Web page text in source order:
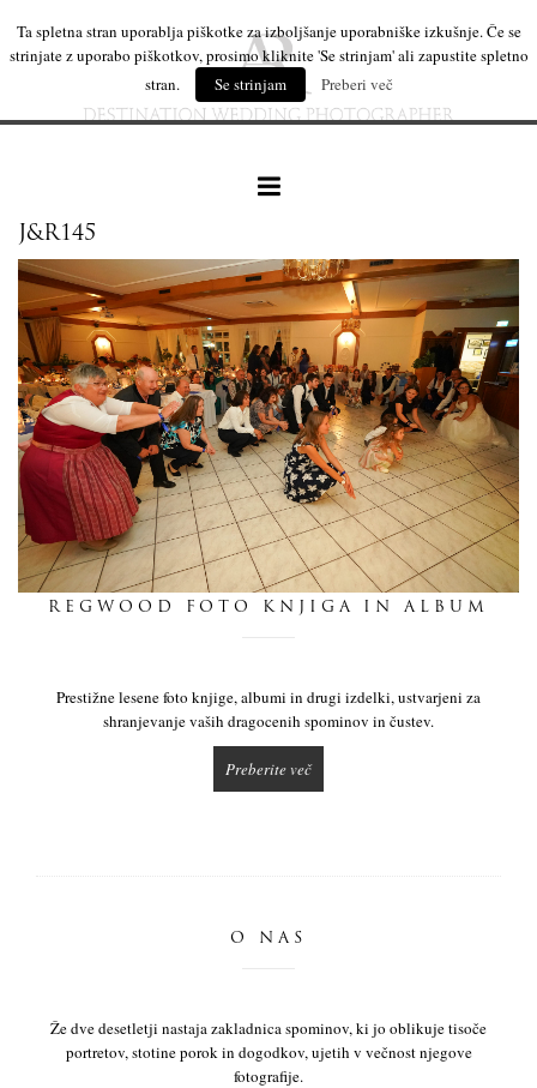
naše delo
leseni izdelki
mi
dnevnik
J&R145
REGWOOD FOTO KNJIGA IN ALBUM
Prestižne lesene foto knjige, albumi in drugi izdelki, ustvarjeni za
shranjevanje vaših dragocenih spominov in čustev.
Preberite več
O NAS
Že dve desetletji nastaja zakladnica spominov, ki jo oblikuje tisoče
portretov, stotine porok in dogodkov, ujetih v večnost njegove
fotografije.
Ta spletna stran uporablja piškotke za izboljšanje uporabniške izkušnje. Če se
strinjate z uporabo piškotkov, prosimo kliknite 'Se strinjam' ali zapustite spletno
stran.
Se strinjam Preberi več